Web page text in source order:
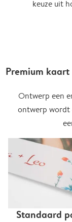
keuze uit
Premium
Ontwerp een
ontwerp
Standaard